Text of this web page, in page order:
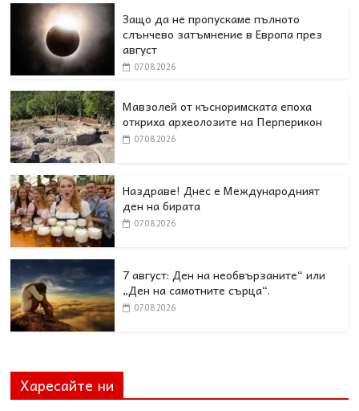
Защо да не пропускаме пълното
слънчево затъмнение в Европа през
август
07.08.2026
Мавзолей от късноримската епоха
откриха археолозите на Перперикон
07.08.2026
Наздраве! Днес е Международният
ден на бирата
07.08.2026
7 август: Ден на необвързаните“ или
„Ден на самотните сърца“.
07.08.2026
Харесайте ни